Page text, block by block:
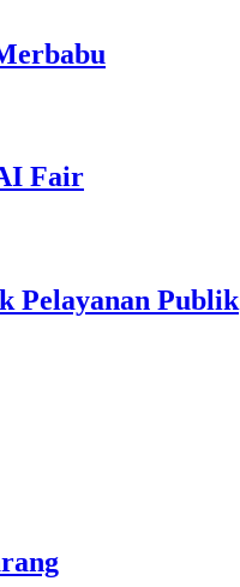
Fair
Pelayanan Publik